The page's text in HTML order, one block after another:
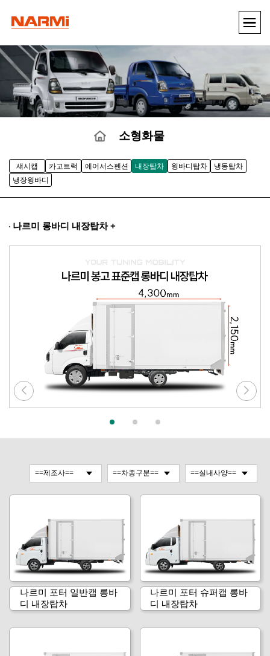
소형화물
섀시캡 카고트럭 에어서스펜션 내장탑차 윙바디탑차
냉동탑차
냉장윙바디
나르미 롱바디 내장탑차 +
나르미 포터 일반캡 롱바
디 내장탑차
나르미 포터 슈퍼캡 롱바
디 내장탑차